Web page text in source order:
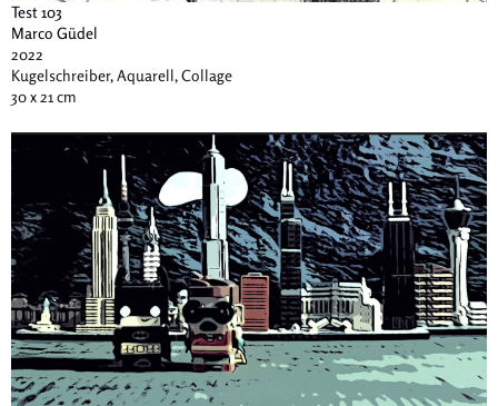
Test 103
Marco Güdel
2022
Kugelschreiber, Aquarell, Collage
30 x 21 cm